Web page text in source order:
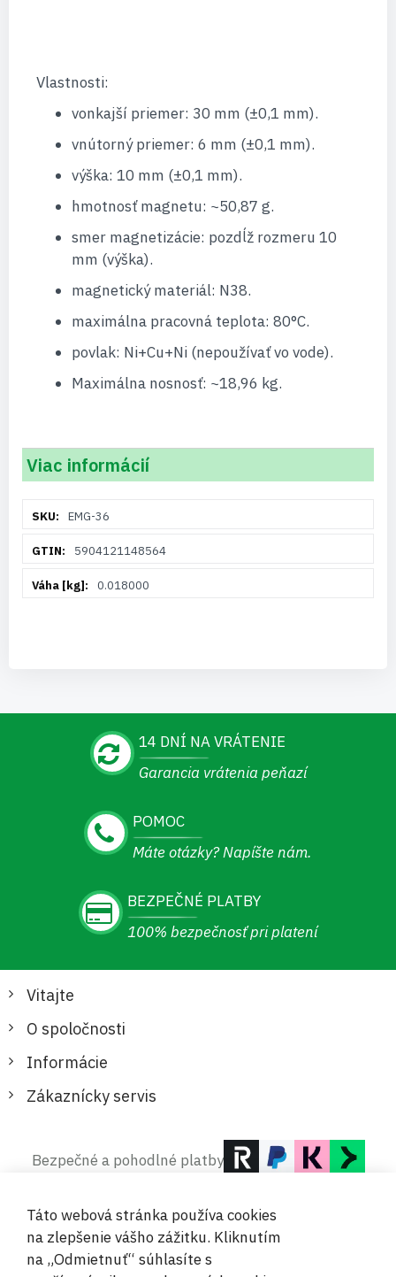
Vlastnosti:
vonkajší priemer: 30 mm (±0,1 mm).
vnútorný priemer: 6 mm (±0,1 mm).
výška: 10 mm (±0,1 mm).
hmotnosť magnetu: ~50,87 g.
smer magnetizácie: pozdĺž rozmeru 10
mm (výška).
magnetický materiál: N38.
maximálna pracovná teplota: 80°C.
povlak: Ni+Cu+Ni (nepoužívať vo vode).
Maximálna nosnosť: ~18,96 kg.
Viac informácií
informáciíEMG-36
5904121148564
0.018000
14 DNÍ NA VRÁTENIE
Garancia vrátenia peňazí
POMOC
Máte otázky? Napíšte nám.
BEZPEČNÉ PLATBY
100% bezpečnosť pri platení
Vitajte
O spoločnosti
Informácie
Zákaznícky servis
Bezpečné a pohodlné platby
Táto webová stránka používa cookies
na zlepšenie vášho zážitku. Kliknutím
na „Odmietnuť“ súhlasíte s